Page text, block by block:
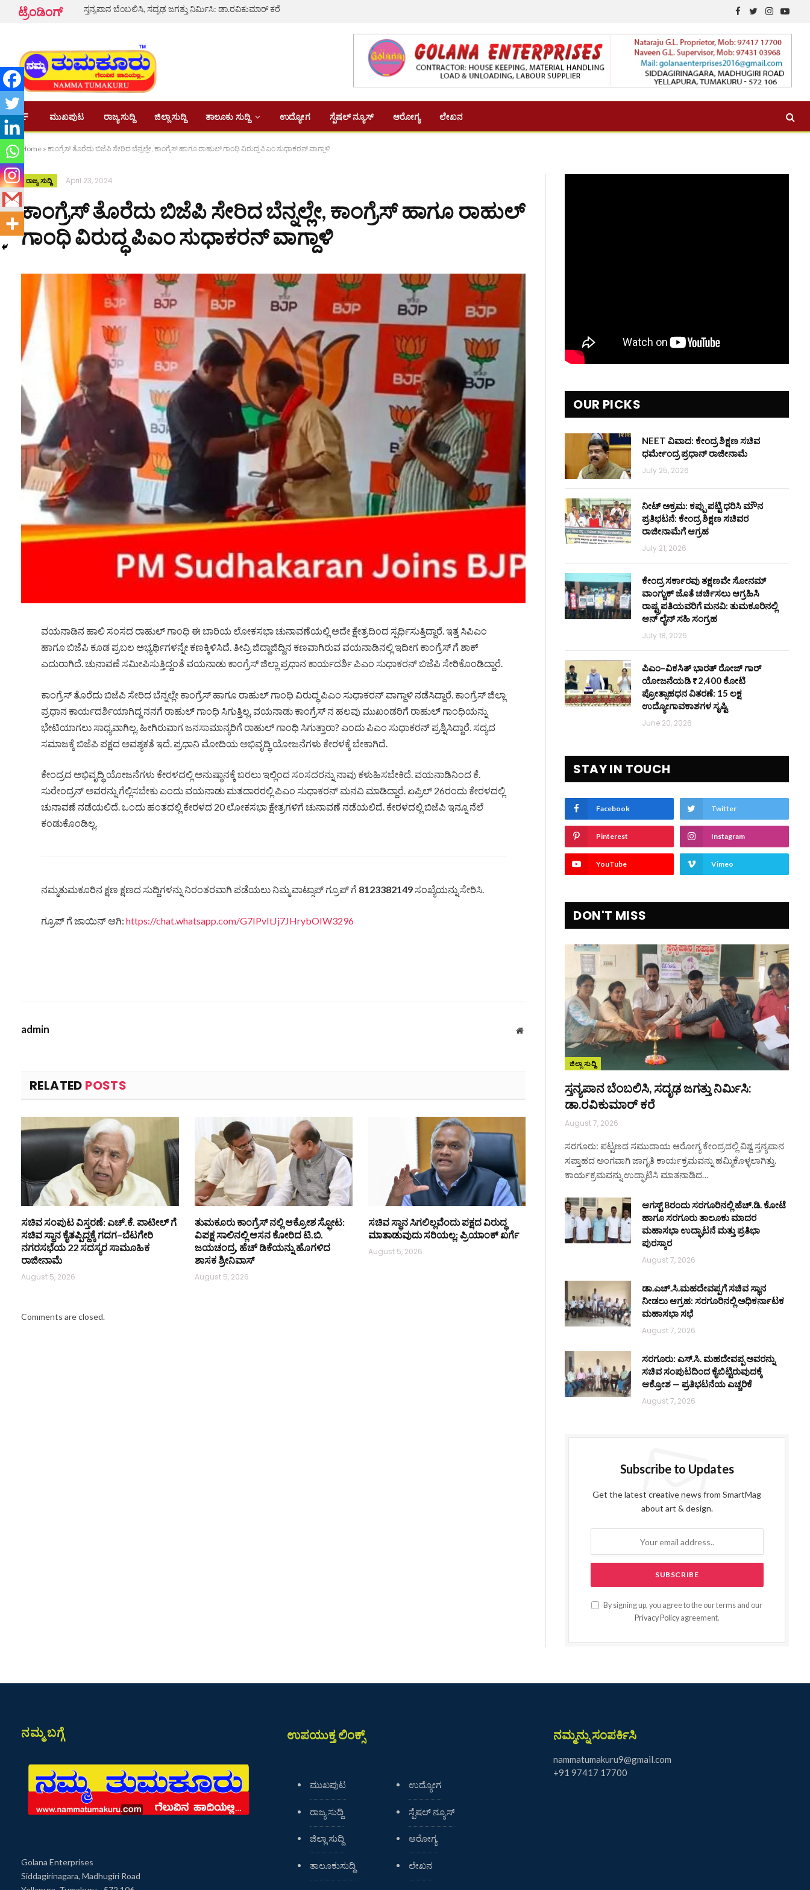
ಟ್ರೆಂಡಿಂಗ್ ಸ್ತನ್ಯಪಾನ ಬೆಂಬಲಿಸಿ, ಸದೃಢ ಜಗತ್ತು ನಿರ್ಮಿಸಿ: ಡಾ.ರವಿಕುಮಾರ್ ಕರೆ
Facebook
TwitterInstagram
ಮುಖಪುಟ ರಾಜ್ಯ ಸುದ್ದಿ ಜಿಲ್ಲಾ ಸುದ್ದಿ ತಾಲೂಕು ಸುದ್ದಿ ಉದ್ಯೋಗ ಸ್ಪೆಷಲ್ ನ್ಯೂಸ್ ಆರೋಗ್ಯ ಲೇಖನ
Home » ಕಾಂಗ್ರೆಸ್ ತೊರೆದು ಬಿಜೆಪಿ ಸೇರಿದ ಬೆನ್ನಲ್ಲೇ, ಕಾಂಗ್ರೆಸ್ ಹಾಗೂ ರಾಹುಲ್ ಗಾಂಧಿ ವಿರುದ್ಧ ಪಿಎಂ ಸುಧಾಕರನ್ ವಾಗ್ದಾಳಿ
ರಾಜ್ಯ ಸುದ್ದಿ April 23, 2024
ಕಾಂಗ್ರೆಸ್ ತೊರೆದು ಬಿಜೆಪಿ ಸೇರಿದ ಬೆನ್ನಲ್ಲೇ, ಕಾಂಗ್ರೆಸ್ ಹಾಗೂ ರಾಹುಲ್
ಗಾಂಧಿ ವಿರುದ್ಧ ಪಿಎಂ ಸುಧಾಕರನ್ ವಾಗ್ದಾಳಿ
ವಯನಾಡಿನ ಹಾಲಿ ಸಂಸದ ರಾಹುಲ್ ಗಾಂಧಿ ಈ ಬಾರಿಯ ಲೋಕಸಭಾ ಚುನಾವಣೆಯಲ್ಲಿ ಅದೇ ಕ್ಷೇತ್ರದಿಂದ ಸ್ಪರ್ಧಿಸುತ್ತಿದ್ದಾರೆ. ಇತ್ತ ಸಿಪಿಎಂ
ಹಾಗೂ ಬಿಜೆಪಿ ಕೂಡ ಪ್ರಬಲ ಅಭ್ಯರ್ಥಿಗಳನ್ನೇ ಕಣಕ್ಕಿಳಿಸಿದೆ. ತೀವ್ರಿ ಜಿದ್ದಾಜಿದ್ದಿನ ಕಣವಾಗಿರುವ ವಯನಾಡಿನಲ್ಲಿ ಇದೀಗ ಕಾಂಗ್ರೆಸ್ ಗೆ ಶಾಕ್
ಎದುರಾಗಿದೆ. ಚುನಾವಣೆ ಸಮೀಪಿಸುತ್ತಿದ್ದಂತೆ ವಯನಾಡು ಕಾಂಗ್ರೆಸ್ ಜಿಲ್ಲಾ ಪ್ರಧಾನ ಕಾರ್ಯದರ್ಶಿ ಪಿಎಂ ಸುಧಾಕರನ್ ಬಿಜೆಪಿ ಸೇರಿಕೊಂಡಿದ್ದಾರೆ.
ಕಾಂಗ್ರೆಸ್ ತೊರೆದು ಬಿಜೆಪಿ ಸೇರಿದ ಬೆನ್ನಲ್ಲೇ ಕಾಂಗ್ರೆಸ್ ಹಾಗೂ ರಾಹುಲ್ ಗಾಂಧಿ ವಿರುದ್ಧ ಪಿಎಂ ಸುಧಾಕರನ್ ವಾಗ್ದಾಳಿ ನಡೆಸಿದ್ದಾರೆ. ಕಾಂಗ್ರೆಸ್ ಜಿಲ್ಲಾ
ಪ್ರಧಾನ ಕಾರ್ಯದರ್ಶಿಯಾಗಿದ್ದ ನನಗೆ ರಾಹುಲ್ ಗಾಂಧಿ ಸಿಗುತ್ತಿಲ್ಲ. ವಯನಾಡು ಕಾಂಗ್ರೆಸ್‌ ನ ಹಲವು ಮುಖಂಡರಿಗೆ ರಾಹುಲ್ ಗಾಂಧಿಯನ್ನು
ಭೇಟಿಯಾಗಲು ಸಾಧ್ಯವಾಗಿಲ್ಲ. ಹೀಗಿರುವಾಗ ಜನಸಾಮಾನ್ಯರಿಗೆ ರಾಹುಲ್ ಗಾಂಧಿ ಸಿಗುತ್ತಾರಾ? ಎಂದು ಪಿಎಂ ಸುಧಾಕರನ್ ಪ್ರಶ್ನಿಸಿದ್ದಾರೆ. ಸದ್ಯದ
ಸಮಾಜಕ್ಕೆ ಬಿಜೆಪಿ ಪಕ್ಷದ ಅವಶ್ಯಕತೆ ಇದೆ. ಪ್ರಧಾನಿ ಮೋದಿಯ ಅಭಿವೃದ್ಧಿ ಯೋಜನೆಗಳು ಕೇರಳಕ್ಕೆ ಬೇಕಾಗಿದೆ.
ಕೇಂದ್ರದ ಅಭಿವೃದ್ಧಿ ಯೋಜನೆಗಳು ಕೇರಳದಲ್ಲಿ ಅನುಷ್ಠಾನಕ್ಕೆ ಬರಲು ಇಲ್ಲಿಂದ ಸಂಸದರನ್ನು ನಾವು ಕಳುಹಿಸಬೇಕಿದೆ. ವಯನಾಡಿನಿಂದ ಕೆ.
ಸುರೇಂದ್ರನ್ ಅವರನ್ನು ಗೆಲ್ಲಿಸಬೇಕು ಎಂದು ವಯನಾಡು ಮತದಾರರಲ್ಲಿ ಪಿಎಂ ಸುಧಾಕರನ್ ಮನವಿ ಮಾಡಿದ್ದಾರೆ. ಏಪ್ರಿಲ್ 26ರಂದು ಕೇರಳದಲ್ಲಿ
ಚುನಾವಣೆ ನಡೆಯಲಿದೆ. ಒಂದು ಹಂತದಲ್ಲಿ ಕೇರಳದ 20 ಲೋಕಸಭಾ ಕ್ಷೇತ್ರಗಳಿಗೆ ಚುನಾವಣೆ ನಡೆಯಲಿದೆ. ಕೇರಳದಲ್ಲಿ ಬಿಜೆಪಿ ಇನ್ನೂ ನೆಲೆ
ಕಂಡುಕೊಂಡಿಲ್ಲ.
ನಮ್ಮತುಮಕೂರಿನ ಕ್ಷಣ ಕ್ಷಣದ ಸುದ್ದಿಗಳನ್ನು ನಿರಂತರವಾಗಿ ಪಡೆಯಲು ನಿಮ್ಮ ವಾಟ್ಸಾಪ್ ಗ್ರೂಪ್ ಗೆ 8123382149ಸಂಖ್ಯೆಯನ್ನು ಸೇರಿಸಿ.
ಗ್ರೂಪ್ ಗೆ ಜಾಯಿನ್ ಆಗಿ: https://chat.whatsapp.com/G7IPvItJj7JHrybOIW3296
admin Website
RELATED POSTS
ಸಚಿವ ಸಂಪುಟ ವಿಸ್ತರಣೆ: ಎಚ್.ಕೆ. ಪಾಟೀಲ್ ಗೆ
ಸಚಿವ ಸ್ಥಾನ ಕೈತಪ್ಪಿದ್ದಕ್ಕೆ ಗದಗ–ಬೆಟಗೇರಿ
ನಗರಸಭೆಯ 22 ಸದಸ್ಯರ ಸಾಮೂಹಿಕ
ರಾಜೀನಾಮೆ
August 5, 2026
ತುಮಕೂರು ಕಾಂಗ್ರೆಸ್ ನಲ್ಲಿ ಆಕ್ರೋಶ ಸ್ಫೋಟ:
ವಿಪಕ್ಷ ಸಾಲಿನಲ್ಲಿ ಆಸನ ಕೋರಿದ ಟಿ.ಬಿ.
ಜಯಚಂದ್ರ, ಹೆಚ್ ಡಿಕೆಯನ್ನು ಹೊಗಳಿದ
ಶಾಸಕ ಶ್ರೀನಿವಾಸ್
August 5, 2026
ಸಚಿವ ಸ್ಥಾನ ಸಿಗಲಿಲ್ಲವೆಂದು ಪಕ್ಷದ ವಿರುದ್ಧ
ಮಾತಾಡುವುದು ಸರಿಯಲ್ಲ: ಪ್ರಿಯಾಂಕ್ ಖರ್ಗೆ
August 5, 2026
Comments are closed.
OUR PICKS
NEET ವಿವಾದ: ಕೇಂದ್ರ ಶಿಕ್ಷಣ ಸಚಿವ
ಧರ್ಮೇಂದ್ರ ಪ್ರಧಾನ್ ರಾಜೀನಾಮೆ
July 25, 2026
ನೀಟ್ ಅಕ್ರಮ: ಕಪ್ಪು ಪಟ್ಟಿ ಧರಿಸಿ ಮೌನ
ಪ್ರತಿಭಟನೆ: ಕೇಂದ್ರ ಶಿಕ್ಷಣ ಸಚಿವರ
ರಾಜೀನಾಮೆಗೆ ಆಗ್ರಹ
July 21, 2026
ಕೇಂದ್ರ ಸರ್ಕಾರವು ತಕ್ಷಣವೇ ಸೋನಮ್
ವಾಂಗ್ಚುಕ್ ಜೊತೆ ಚರ್ಚಿಸಲು ಆಗ್ರಹಿಸಿ
ರಾಷ್ಟ್ರಪತಿಯವರಿಗೆ ಮನವಿ: ತುಮಕೂರಿನಲ್ಲಿ
ಆನ್‌ ಲೈನ್ ಸಹಿ ಸಂಗ್ರಹ
July 18, 2026
ಪಿಎಂ–ವಿಕಸಿತ್ ಭಾರತ್ ರೋಜ್‌ ಗಾರ್
ಯೋಜನೆಯಡಿ ₹2,400 ಕೋಟಿ
ಪ್ರೋತ್ಸಾಹಧನ ವಿತರಣೆ: 15 ಲಕ್ಷ
ಉದ್ಯೋಗಾವಕಾಶಗಳ ಸೃಷ್ಟಿ
June 20, 2026
STAY IN TOUCH
Facebook Twitter
Pinterest Instagram
YouTube Vimeo
DON'T MISS
ಜಿಲ್ಲಾ ಸುದ್ದಿ
ಸ್ತನ್ಯಪಾನ ಬೆಂಬಲಿಸಿ, ಸದೃಢ ಜಗತ್ತು ನಿರ್ಮಿಸಿ:
ಡಾ.ರವಿಕುಮಾರ್ ಕರೆ
August 7, 2026
ಸರಗೂರು: ಪಟ್ಟಣದ ಸಮುದಾಯ ಆರೋಗ್ಯ ಕೇಂದ್ರದಲ್ಲಿ ವಿಶ್ವ ಸ್ತನ್ಯಪಾನ
ಸಪ್ತಾಹದ ಅಂಗವಾಗಿ ಜಾಗೃತಿ ಕಾರ್ಯಕ್ರಮವನ್ನು ಹಮ್ಮಿಕೊಳ್ಳಲಾಗಿತ್ತು.
ಕಾರ್ಯಕ್ರಮವನ್ನು ಉದ್ಘಾಟಿಸಿ ಮಾತನಾಡಿದ…
ಆಗಸ್ಟ್ 8ರಂದು ಸರಗೂರಿನಲ್ಲಿ ಹೆಚ್.ಡಿ. ಕೋಟೆ
ಹಾಗೂ ಸರಗೂರು ತಾಲೂಕು ಮಾದರ
ಮಹಾಸಭಾ ಉದ್ಘಾಟನೆ ಮತ್ತು ಪ್ರತಿಭಾ
ಪುರಸ್ಕಾರ
August 7, 2026
ಡಾ.ಎಚ್.ಸಿ.ಮಹದೇವಪ್ಪಗೆ ಸಚಿವ ಸ್ಥಾನ
ನೀಡಲು ಆಗ್ರಹ: ಸರಗೂರಿನಲ್ಲಿ ಅಧಿಕರ್ನಾಟಕ
ಮಹಾಸಭಾ ಸಭೆ
August 7, 2026
ಸರಗೂರು: ಎಸ್.ಸಿ. ಮಹದೇವಪ್ಪ ಅವರನ್ನು
ಸಚಿವ ಸಂಪುಟದಿಂದ ಕೈಬಿಟ್ಟಿರುವುದಕ್ಕೆ
ಆಕ್ರೋಶ — ಪ್ರತಿಭಟನೆಯ ಎಚ್ಚರಿಕೆ
August 7, 2026
Subscribe to Updates
Get the latest creative news from SmartMag
about art & design.
By signing up, you agree to the our terms and our
Privacy Policyagreement.
ನಮ್ಮ ಬಗ್ಗೆ
Golana Enterprises
Siddagirinagara, Madhugiri Road
ಉಪಯುಕ್ತ ಲಿಂಕ್ಸ್
ಮುಖಪುಟ
ರಾಜ್ಯ ಸುದ್ದಿ
ಜಿಲ್ಲಾ ಸುದ್ದಿ
ತಾಲೂಕುಸುದ್ದಿ
ಉದ್ಯೋಗ
ಸ್ಪೆಷಲ್ ನ್ಯೂಸ್
ಆರೋಗ್ಯ
ಲೇಖನ
ನಮ್ಮನ್ನು ಸಂಪರ್ಕಿಸಿ
nammatumakuru9@gmail.com
+91 97417 17700